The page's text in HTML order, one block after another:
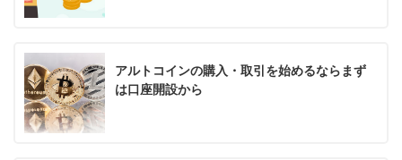
アルトコインの購入・取引を始めるならまず
は口座開設から